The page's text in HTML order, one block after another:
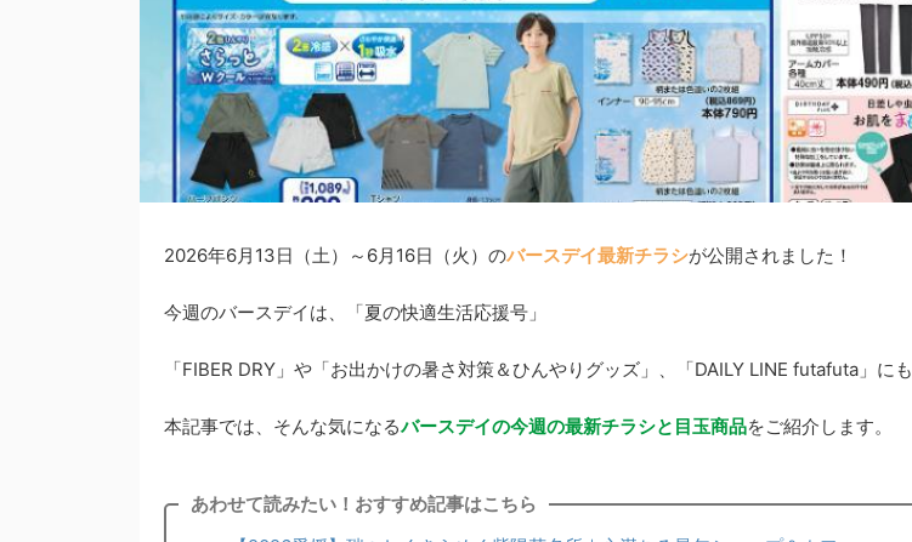
2026年6月13日（土）～6月16日（火）のバースデイ最新チラシが公開されました！
今週のバースデイは、「夏の快適生活応援号」
「FIBER DRY」や「お出かけの暑さ対策＆ひんやりグッズ」、「DAILY LINE futafuta」に
本記事では、そんな気になるバースデイの今週の最新チラシと目玉商品をご紹介します。
あわせて読みたい！おすすめ記事はこちら